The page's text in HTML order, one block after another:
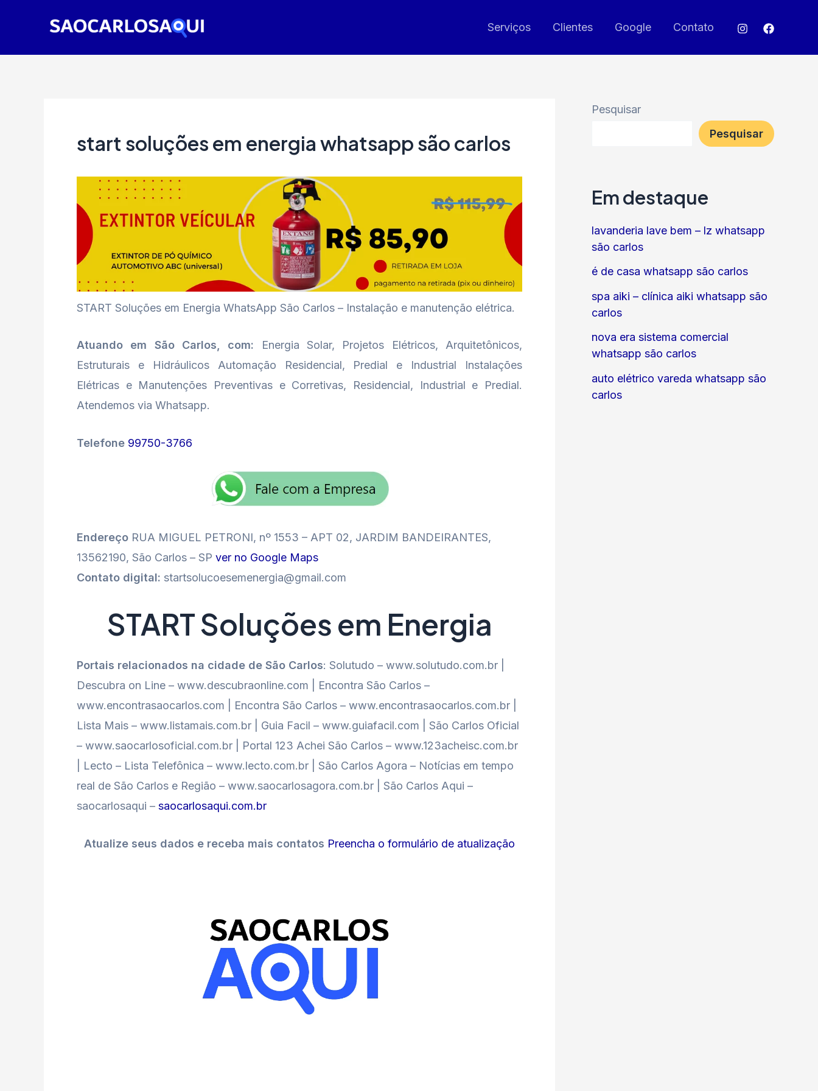
Serviços Clientes Google Contato
start soluções em energia whatsapp são carlos
START Soluções em Energia WhatsApp São Carlos – Instalação e manutenção elétrica.
Atuando em São Carlos, com: Energia Solar, Projetos Elétricos, Arquitetônicos,
Estruturais e Hidráulicos Automação Residencial, Predial e Industrial Instalações
Elétricas e Manutenções Preventivas e Corretivas, Residencial, Industrial e Predial.
Atendemos via Whatsapp.
Telefone 99750-3766
Endereço RUA MIGUEL PETRONI, nº 1553 – APT 02, JARDIM BANDEIRANTES,
13562190, São Carlos – SP ver no Google Maps
Contato digital: startsolucoesemenergia@gmail.com
START Soluções em Energia
Portais relacionados na cidade de São Carlos: Solutudo – www.solutudo.com.br |
Descubra on Line – www.descubraonline.com | Encontra São Carlos –
www.encontrasaocarlos.com | Encontra São Carlos – www.encontrasaocarlos.com.br |
Lista Mais – www.listamais.com.br | Guia Facil – www.guiafacil.com | São Carlos Oficial
– www.saocarlosoficial.com.br | Portal 123 Achei São Carlos – www.123acheisc.com.br
| Lecto – Lista Telefônica – www.lecto.com.br | São Carlos Agora – Notícias em tempo
real de São Carlos e Região – www.saocarlosagora.com.br | São Carlos Aqui –
saocarlosaqui – saocarlosaqui.com.br
Atualize seus dados e receba mais contatos Preencha o formulário de atualização
Pesquisar
Pesquisar
Em destaque
lavanderia lave bem – lz whatsapp
são carlos
é de casa whatsapp são carlos
spa aiki – clínica aiki whatsapp são
carlos
nova era sistema comercial
whatsapp são carlos
auto elétrico vareda whatsapp são
carlos